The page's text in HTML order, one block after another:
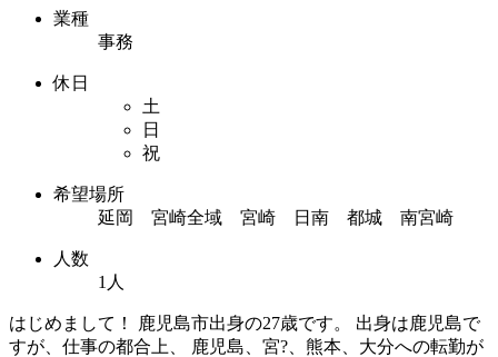
業種
事務
休日
土
日
祝
希望場所
延岡 宮崎全域 宮崎 日南 都城 南宮崎
人数
1人
はじめまして！ 鹿児島市出身の27歳です。 出身は鹿児島で
すが、仕事の都合上、 鹿児島、宮?、熊本、大分への転勤が